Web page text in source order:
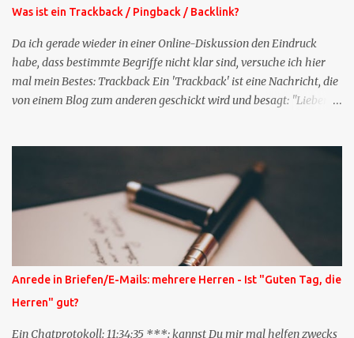
Was ist ein Trackback / Pingback / Backlink?
Da ich gerade wieder in einer Online-Diskussion den Eindruck
habe, dass bestimmte Begriffe nicht klar sind, versuche ich hier
mal mein Bestes: Trackback Ein 'Trackback' ist eine Nachricht, die
von einem Blog zum anderen geschickt wird und besagt: "Lieber
was ich zu deinem Inhalt zu sagen hatte." Diese
Nachrichtenfunktion wird 'angestoßen' in dem 'mein' Blog an die
'TrackbackURL' des Anderen einen 'Ping' schickt, d.h. ein paar
Parameter übergibt (URL meines Eintrags, Kurzzitat meines
Beitrags). Praktisch muss man nichts Anderes tun, als die
TrackbackURL beim Schreiben meines Beitrags in ein bestimmtes
Feld in meinem 'Blog-Redaktionssystem' einzufügen. Trackbacks
und TrackbackURLs sind heute recht selten. Das Trackback-
Verfahren wurde wei...
Anrede in Briefen/E-Mails: mehrere Herren - Ist "Guten Tag, die
Herren" gut?
Ein Chatprotokoll: 11:34:35 ***: kannst Du mir mal helfen zwecks